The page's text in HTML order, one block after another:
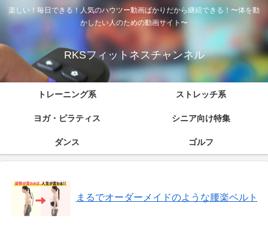
楽しい！毎日できる！人気のハウツー動画ばかりだから継続できる！〜体を動
かしたい人のための動画サイト〜
RKSフィットネスチャンネル
トレーニング系 ストレッチ系
ヨガ・ピラティス シニア向け特集
ダンス ゴルフ
まるでオーダーメイドのような腰楽ベルト